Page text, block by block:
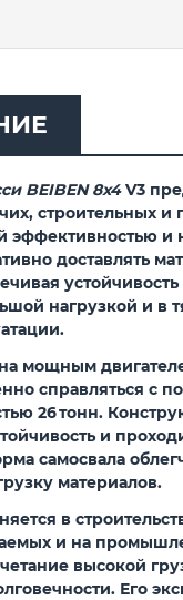
BEIBEN 8x4V3
строительных
эффективностью
доставлять
устойчивость
нагрузкой и в
мощным
справляться с
26 тонн.
и
самосвала
материалов.
в
и на
высокой
Его